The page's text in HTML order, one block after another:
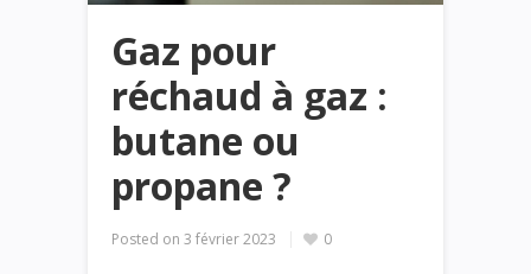
Gaz pour
réchaud à gaz :
butane ou
propane ?
Posted on 3 février 2023 0